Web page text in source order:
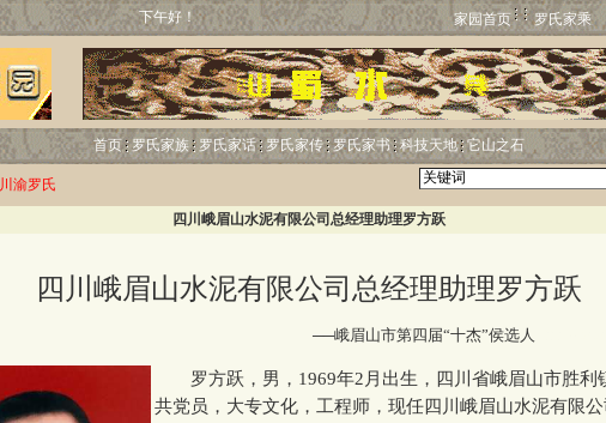
下午好！ 家园首页 罗氏家乘
首页 罗氏家族 罗氏家话 罗氏家传 罗氏家书 科技天地 它山之石
川渝罗氏
四川峨眉山水泥有限公司总经理助理罗方跃
四川峨眉山水泥有限公司总经理助理罗方跃
──峨眉山市第四届“十杰”侯选人
罗方跃，男，1969年2月出生，四川省峨眉山市胜利
共党员，大专文化，工程师，现任四川峨眉山水泥有限